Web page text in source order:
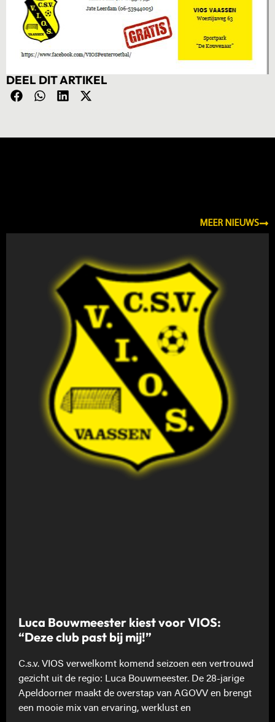
DEEL DIT ARTIKEL
MEER NIEUWS
Luca Bouwmeester kiest voor VIOS:
“Deze club past bij mij!”
C.s.v. VIOS verwelkomt komend seizoen een vertrouwd
gezicht uit de regio: Luca Bouwmeester. De 28-jarige
Apeldoorner maakt de overstap van AGOVV en brengt
een mooie mix van ervaring, werklust en